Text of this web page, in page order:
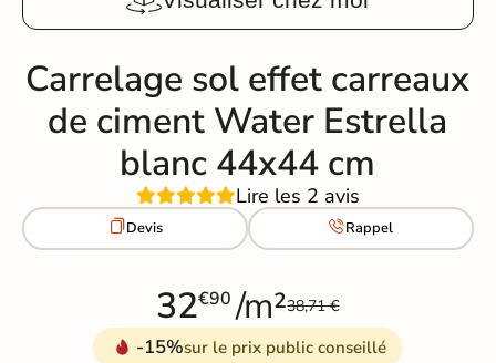
Carrelage sol effet carreaux
de ciment Water Estrella
blanc 44x44 cm
Lire les 2 avis
Devis Rappel
32€90 /m²38,71 €
-15%sur le prix public conseillé